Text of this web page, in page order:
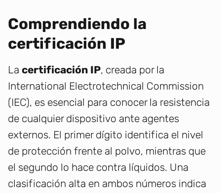
Comprendiendo la
certificación IP
La certificación IP, creada por la
International Electrotechnical Commission
(IEC), es esencial para conocer la resistencia
de cualquier dispositivo ante agentes
externos. El primer dígito identifica el nivel
de protección frente al polvo, mientras que
el segundo lo hace contra líquidos. Una
clasificación alta en ambos números indica